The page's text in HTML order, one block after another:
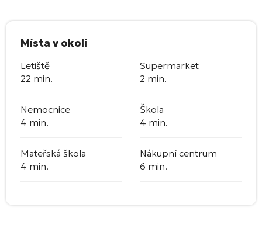
Místa v okolí
Letiště
22 min.
Supermarket
2 min.
Nemocnice
4 min.
Škola
4 min.
Mateřská škola
4 min.
Nákupní centrum
6 min.